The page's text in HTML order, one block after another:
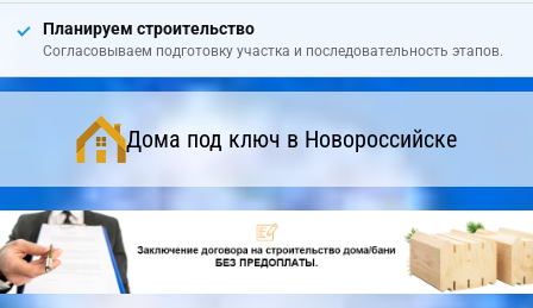
Планируем строительство
Согласовываем подготовку участка и последовательность этапов.
Дома под ключ в Новороссийске